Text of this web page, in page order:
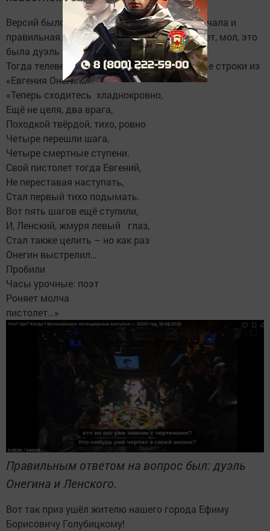
Версий было несколько, в том числе прозвучала и
правильная. Но знатоки дали неверный ответ, мол, это
была дуэль Пушкина с Дантесом.
Тогда телеведущий процитировал известные строки из
«Евгения Онегина»:
«Теперь сходитесь хладнокровно,
Ещё не целя, два врага,
Походкой твёрдой, тихо, ровно
Четыре перешли шага,
Четыре смертные ступени.
Свой пистолет тогда Евгений,
Не переставая наступать,
Стал первый тихо подымать.
Вот пять шагов ещё ступили,
И, Ленский, жмуря левый глаз,
Стал также целить – но как раз
Онегин выстрелил…
Пробили
Часы урочные: поэт
Роняет молча
пистолет…»
Правильным ответом на вопрос был: дуэль
Онегина и Ленского.
Вот так приз ушёл жителю нашего города Ефиму
Борисовичу Голубицкому!